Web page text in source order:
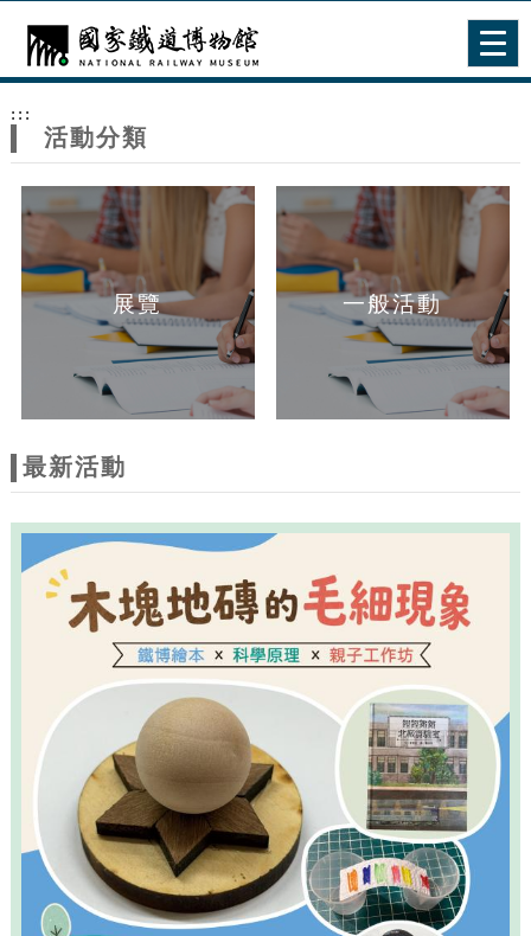
網
站
主
題
:::
活動分類
展覽 一般活動
最新活動